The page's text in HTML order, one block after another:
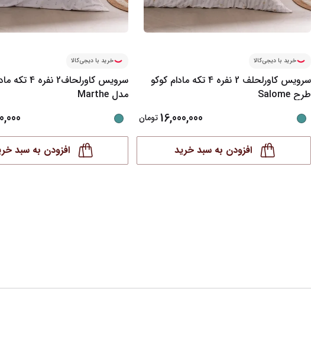
خرید با دیجی‌کالا
سرویس کاورلحلف 2 نفره 4 تکه مادام کوکو
طرح Salome
16,000,000تومان
افزودن به سبد خرید
خرید با دیجی‌کالا
سرویس کاورلحاف2
مدل Marthe
افزودن به سبد